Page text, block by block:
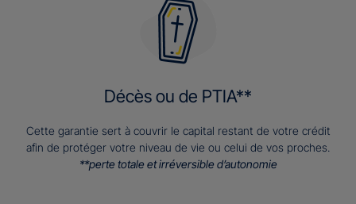
Décès ou de PTIA**
Cette garantie sert à couvrir le capital restant de votre crédit
afin de protéger votre niveau de vie ou celui de vos proches.
**perte totale et irréversible d’autonomie